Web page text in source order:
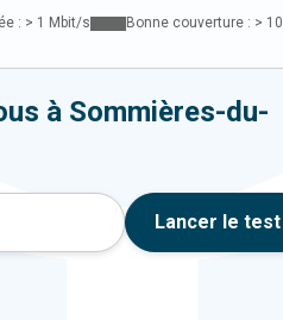
: > 1 Mbit/s Bonne couverture : >
à Sommières-du-
Lancer le test